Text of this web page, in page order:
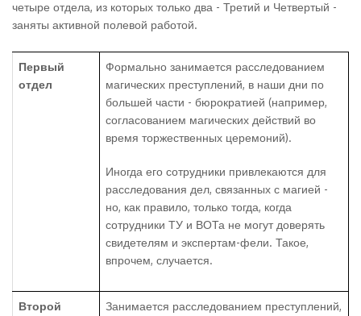
четыре отдела, из которых только два - Третий и Четвертый -
заняты активной полевой работой.
Первый
отдел
Формально занимается расследованием
магических преступлений, в наши дни по
большей части - бюрократией (например,
согласованием магических действий во
время торжественных церемоний).
Иногда его сотрудники привлекаются для
расследования дел, связанных с магией -
но, как правило, только тогда, когда
сотрудники ТУ и ВОТа не могут доверять
свидетелям и экспертам-фели. Такое,
впрочем, случается.
Второй
Занимается расследованием преступлений,